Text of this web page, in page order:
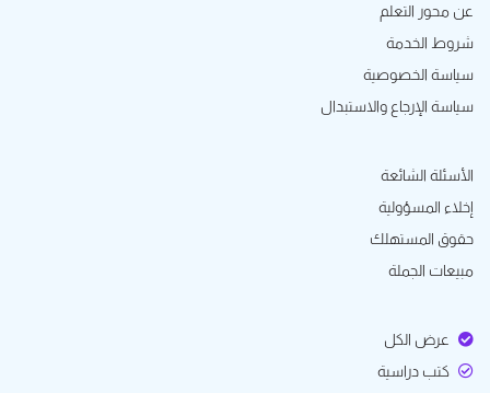
عن محور التعلم
شروط الخدمة
سياسة الخصوصية
سياسة الإرجاع والاستبدال
الأسئلة الشائعة
إخلاء المسؤولية
حقوق المستهلك
مبيعات الجملة
عرض الكل
كتب دراسية